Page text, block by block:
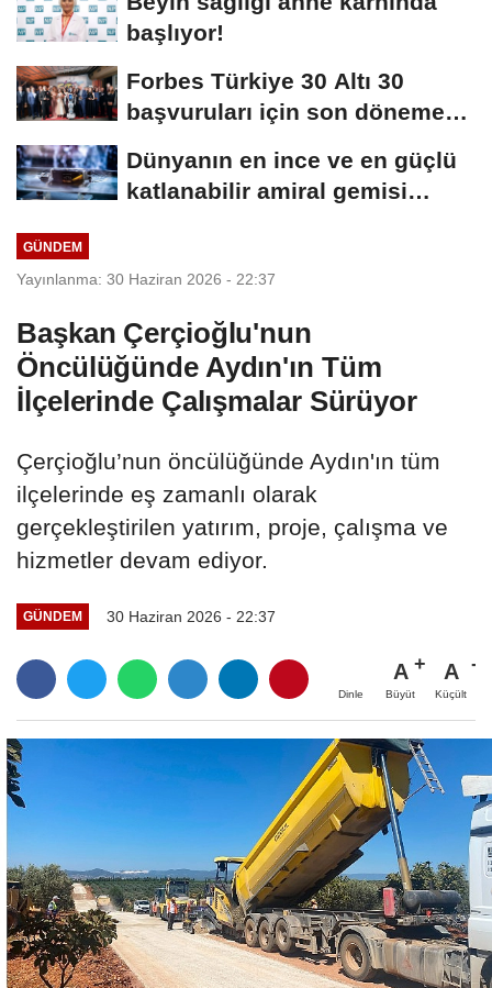
başlıyor!
Forbes Türkiye 30 Altı 30
başvuruları için son dönemece
Dünyanın en ince ve en güçlü
katlanabilir amiral gemisi
GÜNDEM
Yayınlanma: 30 Haziran 2026 - 22:37
Başkan Çerçioğlu'nun
Öncülüğünde Aydın'ın Tüm
İlçelerinde Çalışmalar Sürüyor
Çerçioğlu’nun öncülüğünde Aydın'ın tüm
ilçelerinde eş zamanlı olarak
gerçekleştirilen yatırım, proje, çalışma ve
hizmetler devam ediyor.
GÜNDEM 30 Haziran 2026 - 22:37
Dinle
A
Büyüt
A
Küçült